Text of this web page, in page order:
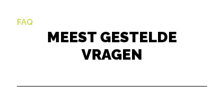
FAQ
MEEST GESTELDE
VRAGEN